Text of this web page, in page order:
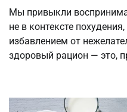
Мы привыкли
не в контексте
избавлением от
здоровый рацион — это,